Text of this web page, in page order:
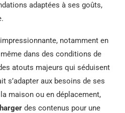
adaptées à ses goûts,
impressionnante, notamment en
dans des conditions de
atouts majeurs qui séduisent
s’adapter aux besoins de ses
maison ou en déplacement,
des contenus pour une